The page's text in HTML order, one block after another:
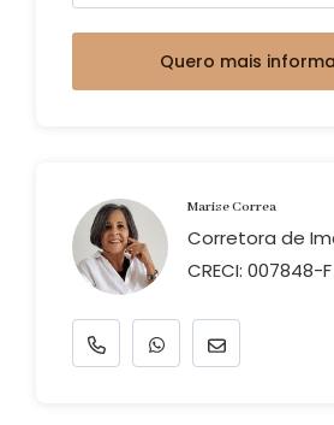
Quero mais
Marise Correa
Corretora de
CRECI: 007848-F